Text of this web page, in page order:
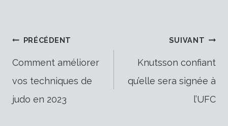
Navigation
de
PRÉCÉDENT
Comment améliorer
vos techniques de
judo en 2023
SUIVANT
Knutsson confiant
qu’elle sera signée à
l’UFC